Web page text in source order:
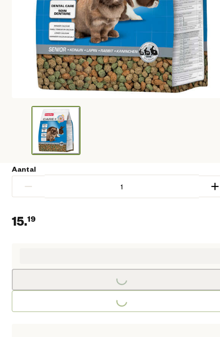
Aantal
− +
15.19
Loading...
Loading...